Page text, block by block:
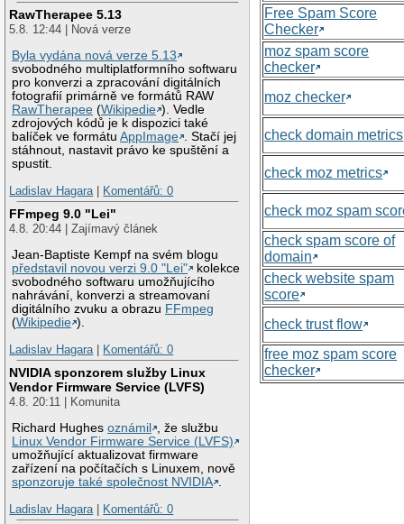
RawTherapee 5.13
5.8. 12:44 | Nová verze
Byla vydána nová verze 5.13
svobodného multiplatformního softwaru
pro konverzi a zpracování digitálních
fotografií primárně ve formátů RAW
RawTherapee (Wikipedie ). Vedle
zdrojových kódů je k dispozici také
balíček ve formátuAppImage . Stačí jej
stáhnout, nastavit právo ke spuštění a
spustit.
Ladislav Hagara
Komentářů: 0
FFmpeg 9.0 "Lei"
4.8. 20:44 | Zajímavý článek
Jean-Baptiste Kempf na svém blogu
představil novou verzi 9.0 "Lei"
kolekce
svobodného softwaru umožňujícího
nahrávání, konverzi a streamovaní
digitálního zvuku a obrazu FFmpeg
(Wikipedie ).
Ladislav Hagara
Komentářů: 0
NVIDIA sponzorem služby Linux
Vendor Firmware Service (LVFS)
4.8. 20:11 | Komunita
Richard Hughesoznámil
, že službu
Linux Vendor Firmware Service (LVFS)
umožňující aktualizovat firmware
zařízení na počítačích s Linuxem, nově
sponzoruje také společnost NVIDIA .
Ladislav Hagara | Komentářů: 0
Free Spam Score
Checker
moz spam score
checker
moz checker
check domain metrics
check moz metrics
check moz spam
check spam score of
domain
check website spam
score
check trust flow
free moz spam score
checker